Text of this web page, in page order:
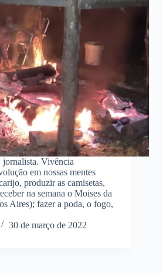
jornalista. Vivência
em nossas mentes
produzir as camisetas,
na semana o Moises da
Aires); fazer a poda, o fogo,
30 de março de 2022